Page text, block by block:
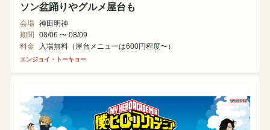
ソン盆踊りやグルメ屋台も
会場 神田明神
期間
08/06 〜 08/09
料金
入場無料（屋台メニューは600円程度〜）
エンジョイ・トーキョー